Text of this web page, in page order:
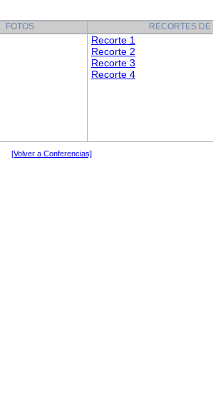
FOTOS RECORTES
Recorte 1
Recorte 2
Recorte 3
Recorte 4
[Volver a Conferencias]